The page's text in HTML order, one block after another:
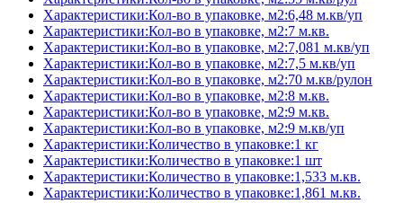
Характеристики:Кол-во в упаковке, м2:6,48 м.кв/уп
Характеристики:Кол-во в упаковке, м2:7 м.кв.
Характеристики:Кол-во в упаковке, м2:7,081 м.кв/уп
Характеристики:Кол-во в упаковке, м2:7,5 м.кв/уп
Характеристики:Кол-во в упаковке, м2:70 м.кв/рулон
Характеристики:Кол-во в упаковке, м2:8 м.кв.
Характеристики:Кол-во в упаковке, м2:9 м.кв.
Характеристики:Кол-во в упаковке, м2:9 м.кв/уп
Характеристики:Количество в упаковке:1 кг
Характеристики:Количество в упаковке:1 шт
Характеристики:Количество в упаковке:1,533 м.кв.
Характеристики:Количество в упаковке:1,861 м.кв.